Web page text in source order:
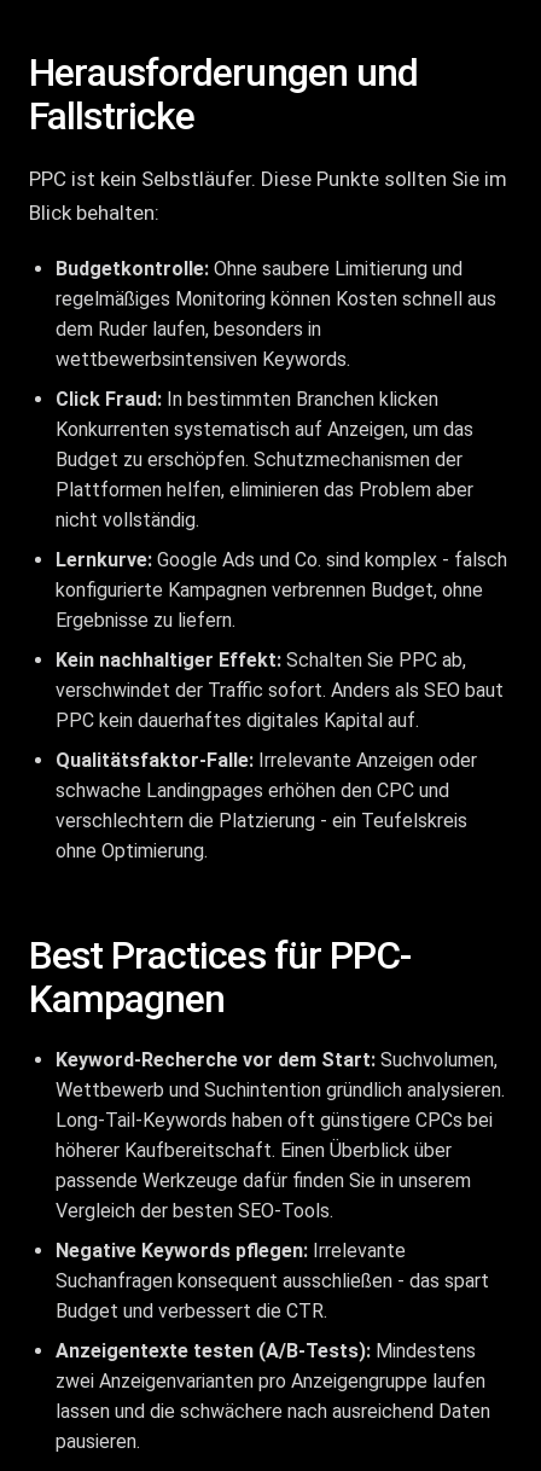
Herausforderungen und
Fallstricke
PPC ist kein Selbstläufer. Diese Punkte sollten Sie im
Blick behalten:
Budgetkontrolle: Ohne saubere Limitierung und
regelmäßiges Monitoring können Kosten schnell aus
dem Ruder laufen, besonders in
wettbewerbsintensiven Keywords.
Click Fraud: In bestimmten Branchen klicken
Konkurrenten systematisch auf Anzeigen, um das
Budget zu erschöpfen. Schutzmechanismen der
Plattformen helfen, eliminieren das Problem aber
nicht vollständig.
Lernkurve: Google Ads und Co. sind komplex - falsch
konfigurierte Kampagnen verbrennen Budget, ohne
Ergebnisse zu liefern.
Kein nachhaltiger Effekt: Schalten Sie PPC ab,
verschwindet der Traffic sofort. Anders als SEO baut
PPC kein dauerhaftes digitales Kapital auf.
Qualitätsfaktor-Falle: Irrelevante Anzeigen oder
schwache Landingpages erhöhen den CPC und
verschlechtern die Platzierung - ein Teufelskreis
ohne Optimierung.
Best Practices für PPC-
Kampagnen
Keyword-Recherche vor dem Start: Suchvolumen,
Wettbewerb und Suchintention gründlich analysieren.
Long-Tail-Keywords haben oft günstigere CPCs bei
höherer Kaufbereitschaft. Einen Überblick über
passende Werkzeuge dafür finden Sie in unserem
Vergleich der besten SEO-Tools.
Negative Keywords pflegen: Irrelevante
Suchanfragen konsequent ausschließen - das spart
Budget und verbessert die CTR.
Anzeigentexte testen (A/B-Tests): Mindestens
zwei Anzeigenvarianten pro Anzeigengruppe laufen
lassen und die schwächere nach ausreichend Daten
pausieren.